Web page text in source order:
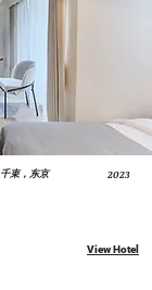
2023
千束，东京
View Hotel